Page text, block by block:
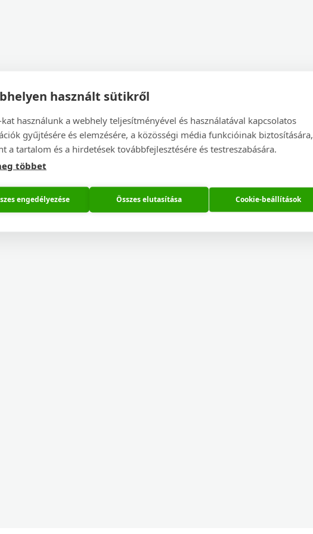
használt sütikről
kat használunk a webhely teljesítményével és használatával kapcsolatos
gyűjtésére és elemzésére, a közösségi média funkcióinak biztosítására,
a tartalom és a hirdetések továbbfejlesztésére és testreszabására.
többet
engedélyezése Összes elutasítása Cookie-beállítások